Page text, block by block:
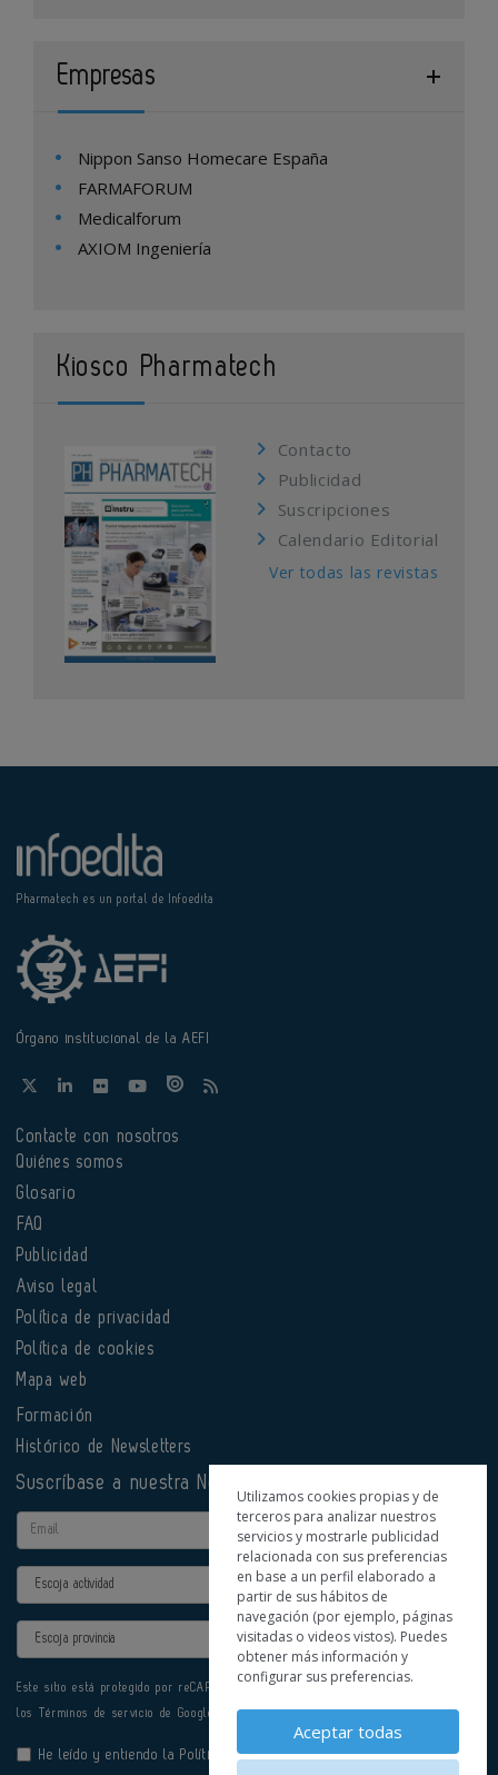
Empresas
Nippon Sanso Homecare España
FARMAFORUM
Medicalforum
AXIOM Ingeniería
Kiosco Pharmatech
Contacto
Publicidad
Suscripciones
Calendario Editorial
Ver todas las revistas
Pharmatech es un portal de Infoedita
Órgano institucional de la AEFI
Contacte con nosotros
Quiénes somos
Glosario
FAQ
Publicidad
Aviso legal
Política de privacidad
Política de cookies
Mapa web
Formación
Histórico de Newsletters
Suscríbase a nuestra Newsletter
Email
Actividad
Provincia
Este sitio está protegido por reCAPTCHA y se aplican la
los Términos de servicio de Google.
He leído y entiendo la Política de Privacidad
Utilizamos cookies propias y de
terceros para analizar nuestros
servicios y mostrarle publicidad
relacionada con sus preferencias
en base a un perfil elaborado a
partir de sus hábitos de
navegación (por ejemplo, páginas
visitadas o videos vistos). Puedes
obtener más información y
configurar sus preferencias.
Aceptar todas